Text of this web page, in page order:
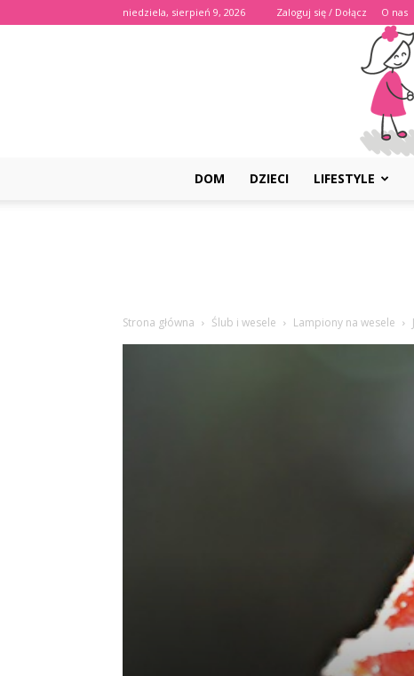
niedziela, sierpień 9, 2026 Zaloguj się / Dołącz O nas
DOM DZIECI LIFESTYLE
Strona główna Ślub i wesele Lampiony na wesele